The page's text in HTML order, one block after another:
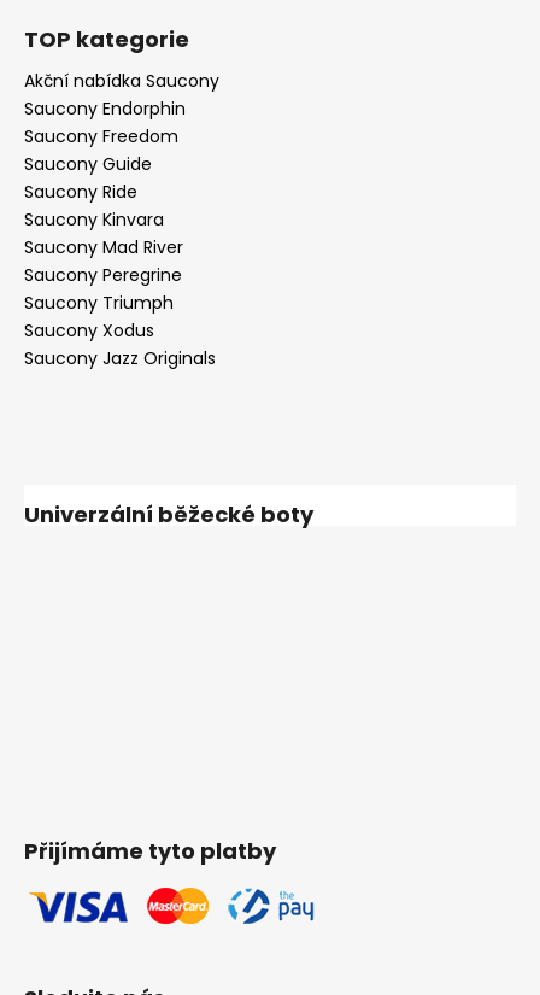
TOP kategorie
Akční nabídka Saucony
Saucony Endorphin
Saucony Freedom
Saucony Guide
Saucony Ride
Saucony Kinvara
Saucony Mad River
Saucony Peregrine
Saucony Triumph
Saucony Xodus
Saucony Jazz Originals
Univerzální běžecké boty
Přijímáme tyto platby